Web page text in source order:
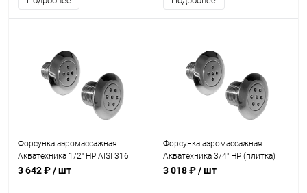
Форсунка аэромассажная
Акватехника 1/2" НР AISI 316
(плитка) (AT03.23M)
3 642 ₽/ шт
Форсунка аэромассажная
Акватехника 3/4" НР (плитка)
(AT03.24)
3 018 ₽/ шт